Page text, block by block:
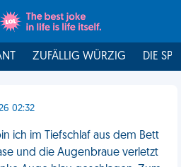
ZUFÄLLIG WÜRZIG DIE
02:32
ich im Tiefschlaf aus dem Bett
und die Augenbraue verletzt